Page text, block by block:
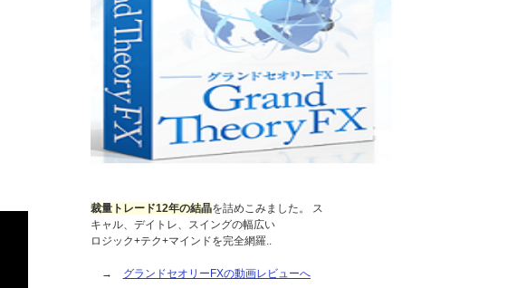
裁量トレード12年の結晶を詰めこみました。 ス
キャル、デイトレ、スイングの幅広い
ロジック+テク+マインドを完全網羅..
→ グランドセオリーFXの動画レビューへ